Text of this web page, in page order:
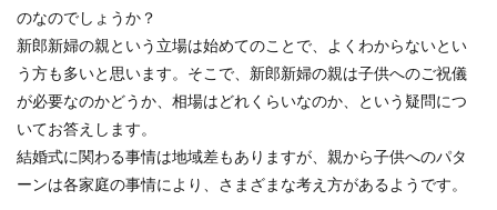
のなのでしょうか？
新郎新婦の親という立場は始めてのことで、よくわからないとい
う方も多いと思います。そこで、新郎新婦の親は子供へのご祝儀
が必要なのかどうか、相場はどれくらいなのか、という疑問につ
いてお答えします。
結婚式に関わる事情は地域差もありますが、親から子供へのパタ
ーンは各家庭の事情により、さまざまな考え方があるようです。